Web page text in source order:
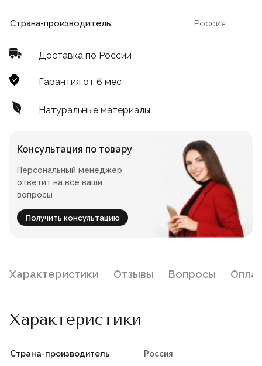
Страна-производитель Россия
Доставка по России
Гарантия от 6 мес
Натуральные материалы
Консультация по товару
Персональный менеджер
ответит на все ваши
вопросы
Получить консультацию
Характеристики Отзывы Вопросы
Характеристики
Страна-производитель Россия
Лофт
Квадратные
Для гостиниц
Для летнего кафе
Лофт